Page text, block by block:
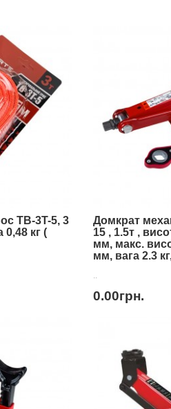
TB-3T-5, 3
0,48 кг (
Домкрат
15 , 1.5т ,
мм, макс.
мм, вага 2.3
0.00грн.